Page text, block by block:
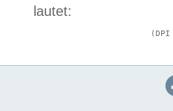
lautet: